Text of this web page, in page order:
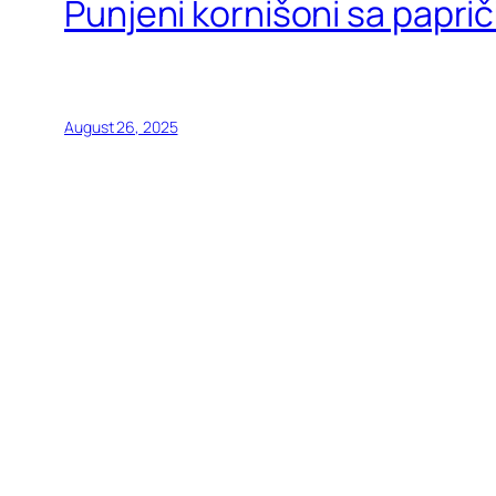
Punjeni kornišoni sa
August 26, 2025